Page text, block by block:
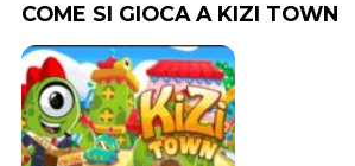
COME SI GIOCA A KIZI TOWN